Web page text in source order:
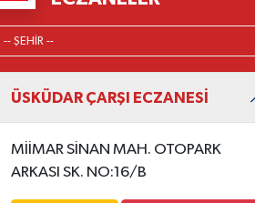
ÜSKÜDAR ÇARŞI ECZANESİ
MİİMAR SİNAN MAH. OTOPARK
ARKASI SK. NO:16/B